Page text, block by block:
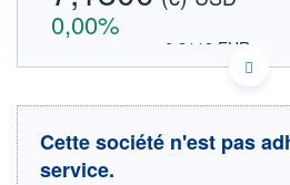
0,00%
6,2118 EUR
DONNÉES TEMPS DIFFÉRÉ
Cotation sur les autres places
Cette société n'est pas
service.